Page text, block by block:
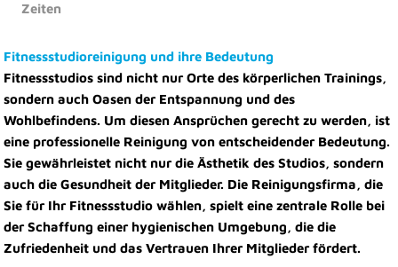
Zeiten
Fitnessstudioreinigung und ihre Bedeutung
Fitnessstudios sind nicht nur Orte des körperlichen Trainings,
sondern auch Oasen der Entspannung und des
Wohlbefindens. Um diesen Ansprüchen gerecht zu werden, ist
eine professionelle Reinigung von entscheidender Bedeutung.
Sie gewährleistet nicht nur die Ästhetik des Studios, sondern
auch die Gesundheit der Mitglieder. Die Reinigungsfirma, die
Sie für Ihr Fitnessstudio wählen, spielt eine zentrale Rolle bei
der Schaffung einer hygienischen Umgebung, die die
Zufriedenheit und das Vertrauen Ihrer Mitglieder fördert.